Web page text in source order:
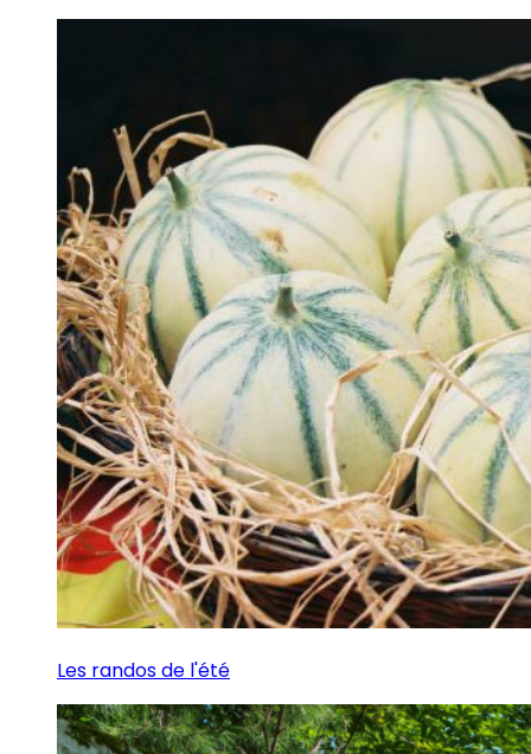
Les randos de l'été